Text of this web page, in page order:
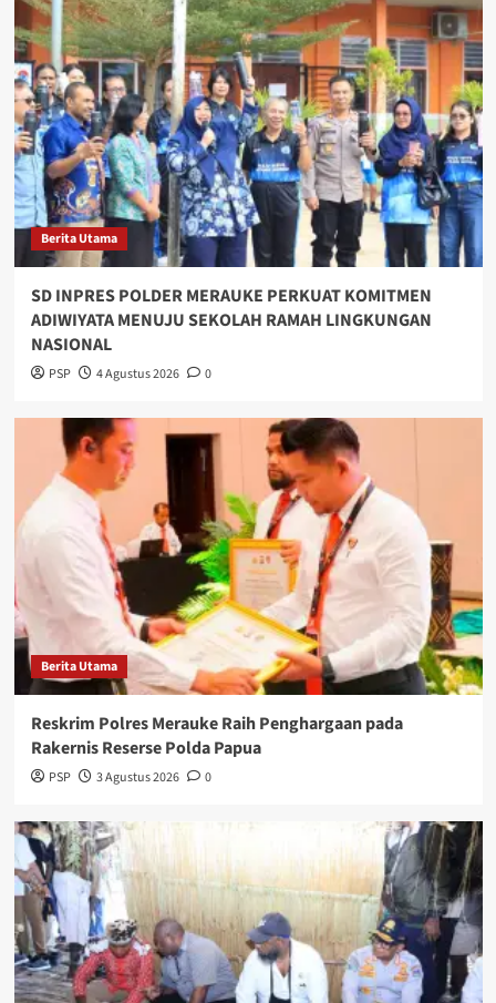
Berita Utama
SD INPRES POLDER MERAUKE PERKUAT KOMITMEN
ADIWIYATA MENUJU SEKOLAH RAMAH LINGKUNGAN
NASIONAL
PSP 4 Agustus 2026 0
Berita Utama
Reskrim Polres Merauke Raih Penghargaan pada
Rakernis Reserse Polda Papua
PSP 3 Agustus 2026 0